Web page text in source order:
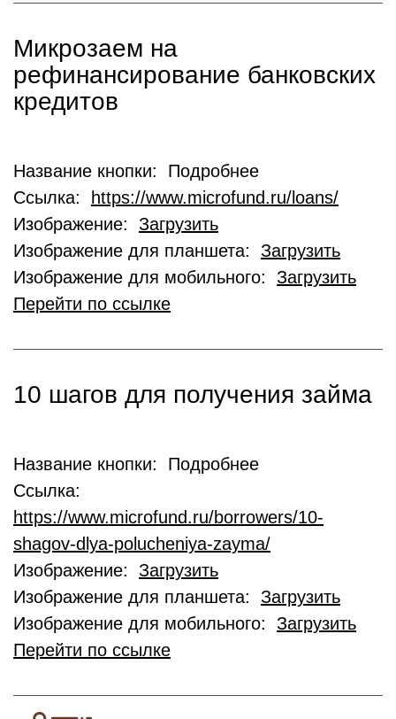
Микрозаем на
рефинансирование банковских
кредитов
Название кнопки: Подробнее
Ссылка:
https://www.microfund.ru/loans/
Изображение: Загрузить
Изображение для планшета: Загрузить
Изображение для мобильного: Загрузить
Перейти по ссылке
10 шагов для получения займа
Название кнопки: Подробнее
Ссылка:
https://www.microfund.ru/borrowers/10-
shagov-dlya-polucheniya-zayma/
Изображение: Загрузить
Изображение для планшета: Загрузить
Изображение для мобильного: Загрузить
Перейти по ссылке